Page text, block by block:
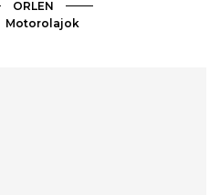
ORLEN
Motorolajok